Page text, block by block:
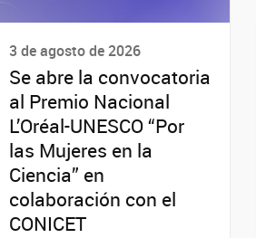
3 de agosto de 2026
Se abre la convocatoria
al Premio Nacional
L’Oréal-UNESCO “Por
las Mujeres en la
Ciencia” en
colaboración con el
CONICET